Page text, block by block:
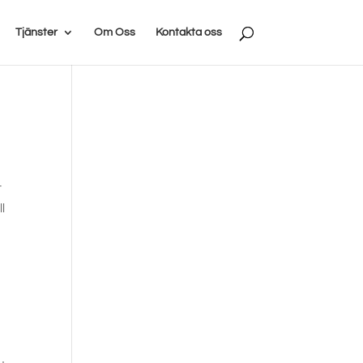
Tjänster Om Oss Kontakta oss